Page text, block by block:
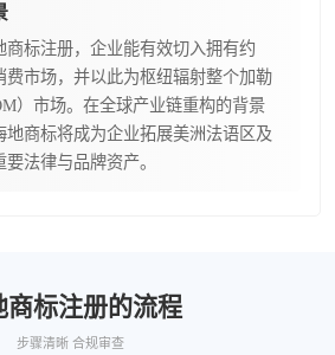
商标注册，企业能有效切入拥有约
费市场，并以此为枢纽辐射整个加勒
）市场。在全球产业链重构的背景
地商标将成为企业拓展美洲法语区及
法律与品牌资产。
商标注册的流程
步骤清晰 合规审查